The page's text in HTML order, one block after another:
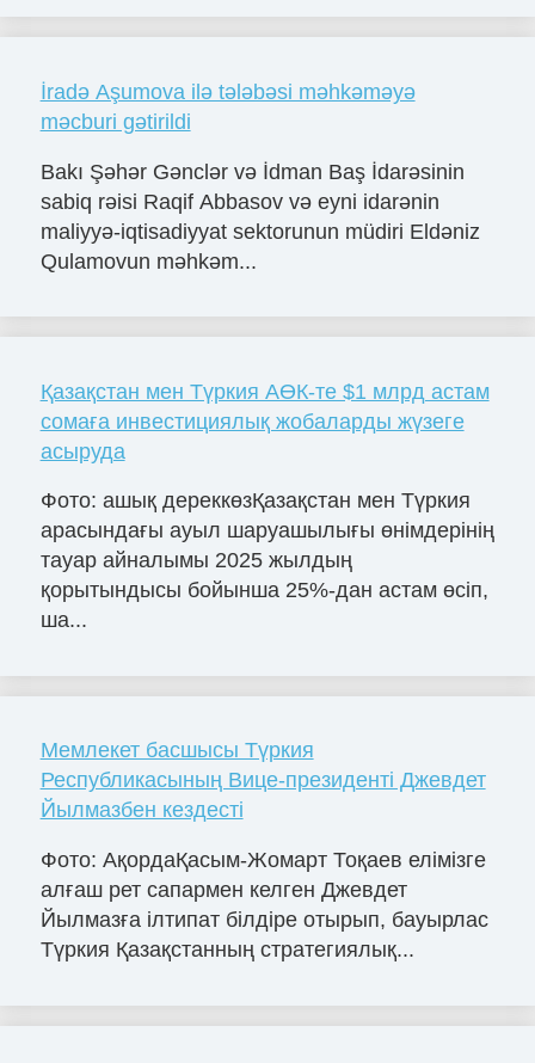
İradə Aşumova ilə tələbəsi məhkəməyə
məcburi gətirildi
Bakı Şəhər Gənclər və İdman Baş İdarəsinin
sabiq rəisi Raqif Abbasov və eyni idarənin
maliyyə-iqtisadiyyat sektorunun müdiri Eldəniz
Qulamovun məhkəm...
Қазақстан мен Түркия АӨК-те $1 млрд астам
сомаға инвестициялық жобаларды жүзеге
асыруда
Фото: ашық дереккөзҚазақстан мен Түркия
арасындағы ауыл шаруашылығы өнімдерінің
тауар айналымы 2025 жылдың
қорытындысы бойынша 25%-дан астам өсіп,
ша...
Мемлекет басшысы Түркия
Республикасының Вице-президенті Джевдет
Йылмазбен кездесті
Фото: АқордаҚасым-Жомарт Тоқаев елімізге
алғаш рет сапармен келген Джевдет
Йылмазға ілтипат білдіре отырып, бауырлас
Түркия Қазақстанның стратегиялық...